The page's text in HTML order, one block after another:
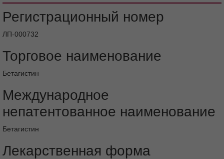
Регистрационный номер
ЛП-000732
Торговое наименование
Бетагистин
Международное
непатентованное наименование
Бетагистин
Лекарственная форма